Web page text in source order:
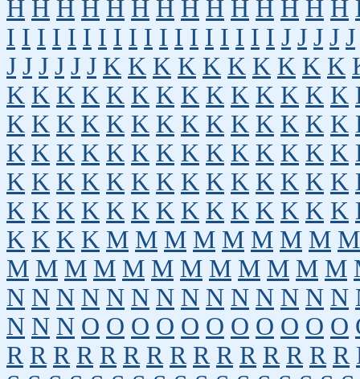
H H H H H H H H H H H H H H
I I I I I I I I I I I I I I I I I I J J J J J
J J J J J J K K K K K K K K K K
K K K K K K K K K K K K K K
K K K K K K K K K K K K K K
K K K K K K K K K K K K K K
K K K K K K K K K K K K K K
K K K K K K K K K K K K K K
K K K K M M M M M M M M M
M M M M M M M M M M M M
N N N N N N N N N N N N N N
N N N O O O O O O O O O O O
R R R R R R R R R R R R R R R